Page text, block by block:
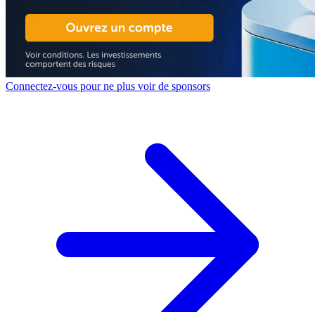
Connectez-vous pour ne plus voir de sponsors